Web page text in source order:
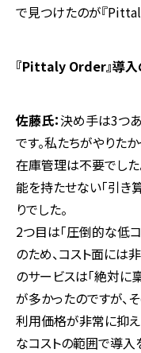
で見つけたのが『
―――『Pittaly Order』導
佐藤氏：決め手は3つあ
です。私たちがやりた
在庫管理は不要でした
能を持たせない「引き
りでした。
2つ目は「圧倒的な低
のため、コスト面には
のサービスは「絶対に
が多かったのですが、
利用価格が非常に抑え
なコストの範囲で導入